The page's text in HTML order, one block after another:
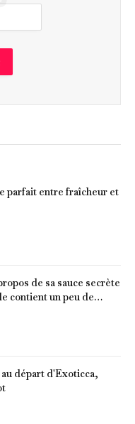
parfait entre fraîcheur et
de sa sauce secrète
contient un peu de
et des tomates
départ d'Exoticca,